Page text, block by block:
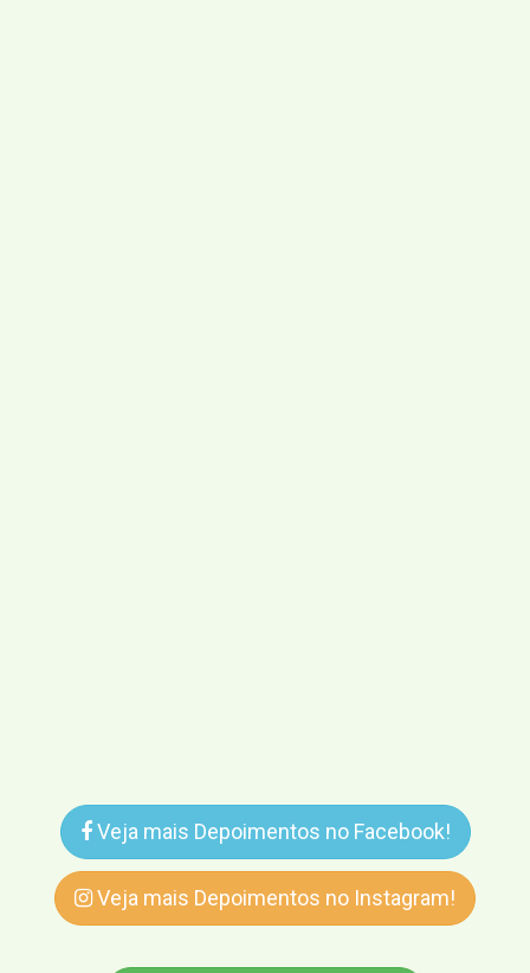
Veja mais Depoimentos no Facebook!
Veja mais Depoimentos no Instagram!